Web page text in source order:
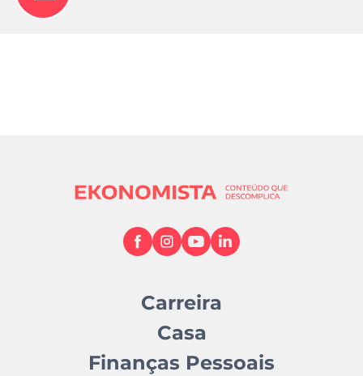
Carreira
Casa
Finanças Pessoais